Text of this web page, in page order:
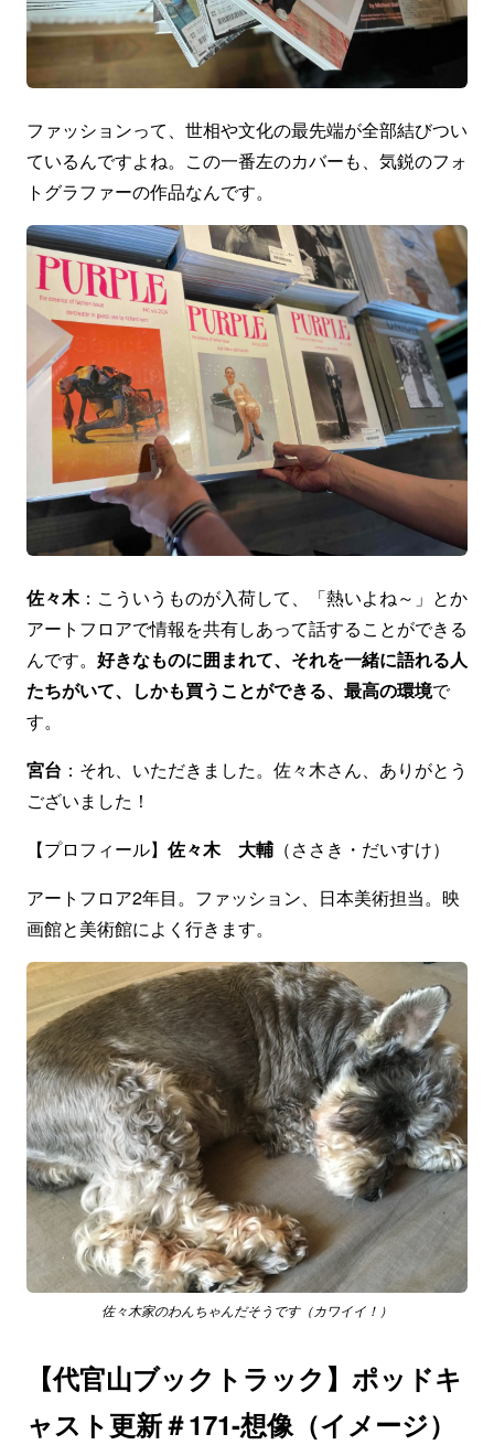
ファッションって、世相や文化の最先端が全部結びつい
ているんですよね。この一番左のカバーも、気鋭のフォ
トグラファーの作品なんです。
佐々木：こういうものが入荷して、「熱いよね～」とか
アートフロアで情報を共有しあって話することができる
んです。 好きなものに囲まれて、それを一緒に語れる人
たちがいて、しかも買うことができる、最高の環境で
す。
宮台 ：それ、いただきました。佐々木さん、ありがとう
ございました！
【プロフィール】 佐々木 大輔 （ささき・だいすけ）
アートフロア2年目。ファッション、日本美術担当。映
画館と美術館によく行きます。
佐々木家のわんちゃんだそうです（カワイイ！）
【代官山ブックトラック】ポッドキ
ャスト更新＃171-想像（イメージ）